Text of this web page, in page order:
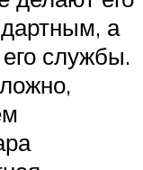
а
службы.